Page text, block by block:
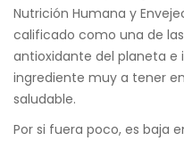
Nutrición Humana y
calificado como una de
antioxidante del planeta e
ingrediente muy a tener
saludable.
Por si fuera poco, es baja